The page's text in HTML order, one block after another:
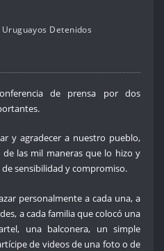
Detenidos
de prensa por dos
y agradecer a nuestro pueblo,
de las mil maneras que lo hizo y
sensibilidad y compromiso.
personalmente a cada una, a
a cada familia que colocó una
una balconera, un simple
de videos de una foto o de